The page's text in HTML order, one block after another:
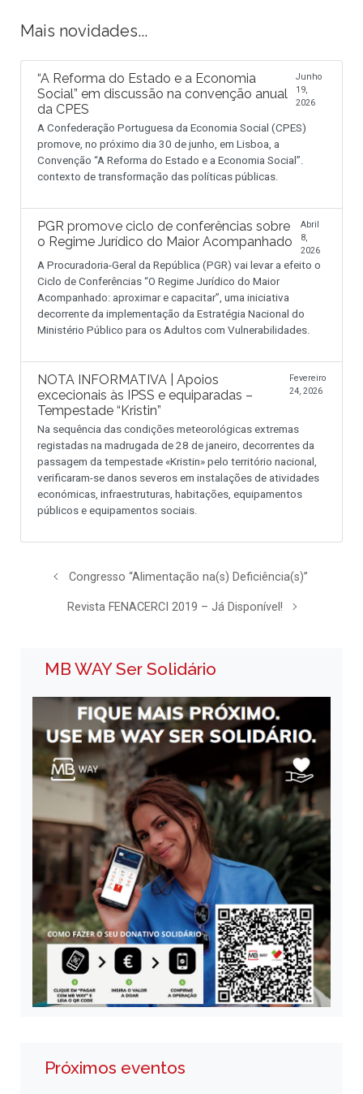
Mais novidades...
“A Reforma do Estado e a Economia
Social” em discussão na convenção anual
da CPES
Junho
19,
2026
A Confederação Portuguesa da Economia Social (CPES)
promove, no próximo dia 30 de junho, em Lisboa, a
Convenção “A Reforma do Estado e a Economia Social”.
contexto de transformação das políticas públicas.
PGR promove ciclo de conferências sobre
o Regime Jurídico do Maior Acompanhado
Abril
8,
2026
A Procuradoria-Geral da República (PGR) vai levar a efeito o
Ciclo de Conferências “O Regime Jurídico do Maior
Acompanhado: aproximar e capacitar”, uma iniciativa
decorrente da implementação da Estratégia Nacional do
Ministério Público para os Adultos com Vulnerabilidades.
NOTA INFORMATIVA | Apoios
excecionais às IPSS e equiparadas –
Tempestade “Kristin”
Fevereiro
24, 2026
Na sequência das condições meteorológicas extremas
registadas na madrugada de 28 de janeiro, decorrentes da
passagem da tempestade «Kristin» pelo território nacional,
verificaram-se danos severos em instalações de atividades
económicas, infraestruturas, habitações, equipamentos
públicos e equipamentos sociais.
Congresso “Alimentação na(s) Deficiência(s)”
Revista FENACERCI 2019 – Já Disponível!
MB WAY Ser Solidário
Próximos eventos